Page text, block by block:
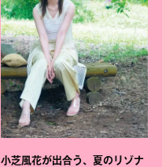
小芝風花が出合う、夏のリゾナ